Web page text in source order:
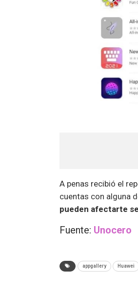
A penas recibió el
cuentas con alguna
pueden afectarte
Fuente: Unocero
appgallery Huawei